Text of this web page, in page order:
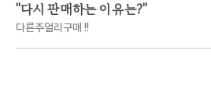
"다시 판매하는 이유는?"
다른주얼리구매 !!